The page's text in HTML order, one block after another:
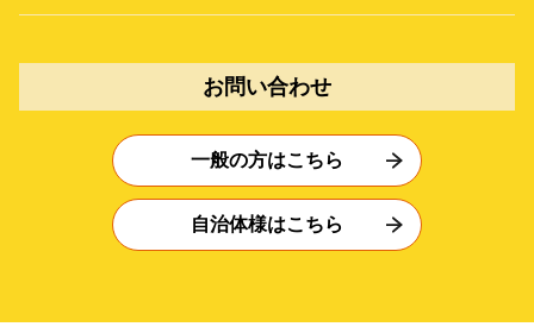
お問い合わせ
一般の方はこちら
自治体様はこちら